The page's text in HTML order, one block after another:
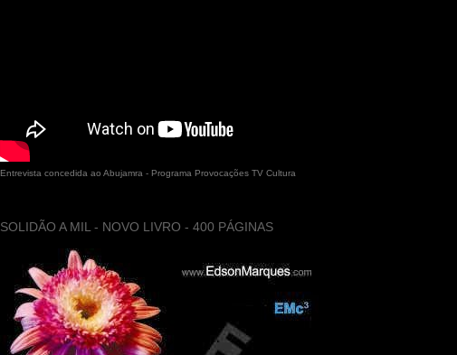
Entrevista concedida ao Abujamra - Programa Provocações TV Cultura
SOLIDÃO A MIL - NOVO LIVRO - 400 PÁGINAS